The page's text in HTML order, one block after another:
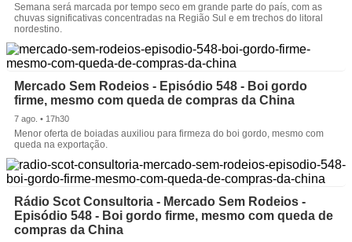
Semana será marcada por tempo seco em grande parte do país, com as
chuvas significativas concentradas na Região Sul e em trechos do litoral
nordestino.
Mercado Sem Rodeios - Episódio 548 - Boi gordo
firme, mesmo com queda de compras da China
7 ago. • 17h30
Menor oferta de boiadas auxiliou para firmeza do boi gordo, mesmo com
queda na exportação.
Rádio Scot Consultoria - Mercado Sem Rodeios -
Episódio 548 - Boi gordo firme, mesmo com queda de
compras da China